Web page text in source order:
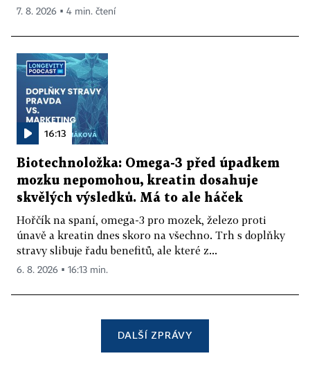
7. 8. 2026 ▪ 4 min. čtení
16:13
Biotechnoložka: Omega-3 před úpadkem
mozku nepomohou, kreatin dosahuje
skvělých výsledků. Má to ale háček
Hořčík na spaní, omega-3 pro mozek, železo proti
únavě a kreatin dnes skoro na všechno. Trh s doplňky
stravy slibuje řadu benefitů, ale které z...
6. 8. 2026 ▪ 16:13 min.
DALŠÍ ZPRÁVY